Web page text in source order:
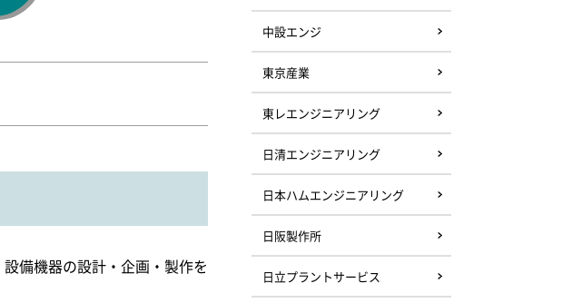
備機器の設計・企画・製作を
中設エンジ
東京産業
東レエンジニアリング
日清エンジニアリング
日本ハムエンジニアリング
日阪製作所
日立プラントサービス